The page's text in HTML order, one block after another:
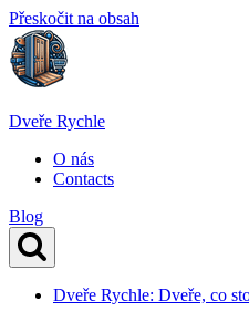
Přeskočit na obsah
Dveře Rychle
O nás
Contacts
Blog
Dveře Rychle: Dveře, co